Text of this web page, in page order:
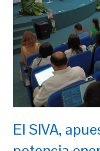
El SIVA,